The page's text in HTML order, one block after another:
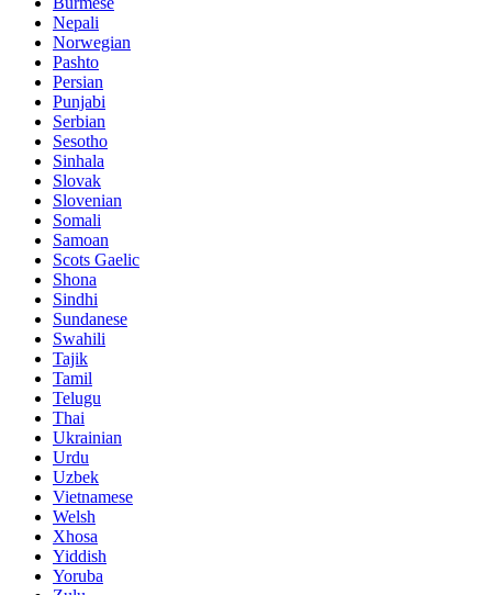
Nepali
Norwegian
Pashto
Persian
Punjabi
Serbian
Sesotho
Sinhala
Slovak
Slovenian
Somali
Samoan
Scots Gaelic
Shona
Sindhi
Sundanese
Swahili
Tajik
Tamil
Telugu
Thai
Ukrainian
Urdu
Uzbek
Vietnamese
Welsh
Xhosa
Yiddish
Yoruba